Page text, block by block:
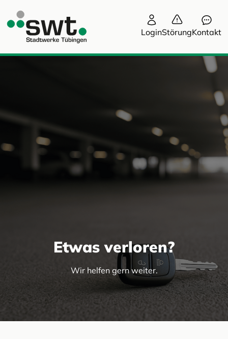
LoginStörungKontakt
Etwas verloren?
Wir helfen gern weiter.